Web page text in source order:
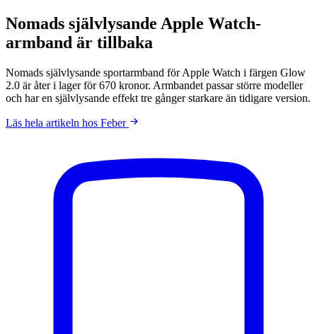
Nomads självlysande Apple Watch-
armband är tillbaka
Nomads självlysande sportarmband för Apple Watch i färgen Glow
2.0 är åter i lager för 670 kronor. Armbandet passar större modeller
och har en självlysande effekt tre gånger starkare än tidigare version.
Läs hela artikeln hos Feber